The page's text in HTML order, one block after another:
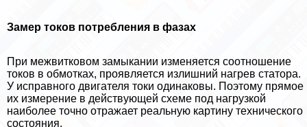
Замер токов потрeбления в фазах
При межвитковом замыкании изменяется соотношение
токов в обмотках, проявляется излишний нагрев статора.
У исправного двигателя токи одинаковы. Поэтому прямое
их измерение в действующей схеме под нагрузкой
наиболее точно отражает реальную картину технического
состояния.